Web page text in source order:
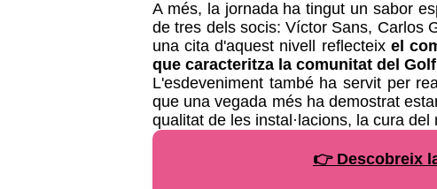
A més, la jornada ha tingut un sabor
de tres dels socis: Víctor Sans, Carlos
una cita d'aquest nivell reflecteix el
que caracteritza la comunitat del
L'esdeveniment també ha servit per
que una vegada més ha demostrat
qualitat de les instal·lacions, la cura
👉 Descobreix